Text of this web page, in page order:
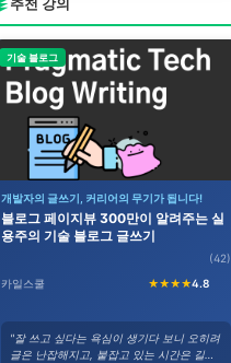
기술 블로그
개발자의 글쓰기, 커리어의 무기가 됩니다!
블로그 페이지뷰 300만이 알려주는 실
용주의 기술 블로그 글쓰기
카일스쿨 ★★★★4.8
(42)
"잘 쓰고 싶다는 욕심이 생기다 보니 오히려
글은 난잡해지고, 붙잡고 있는 시간은 길어